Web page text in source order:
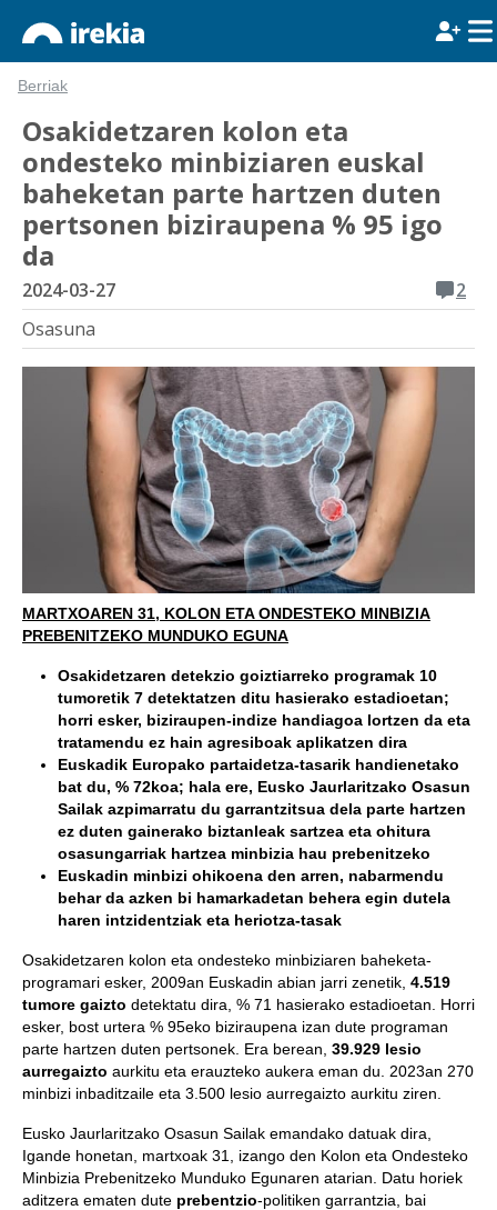
Berriak
Osakidetzaren kolon eta
ondesteko minbiziaren euskal
baheketan parte hartzen duten
pertsonen biziraupena % 95 igo
da
2024-03-27
2
Osasuna
MARTXOAREN 31, KOLON ETA ONDESTEKO MINBIZIA
PREBENITZEKO MUNDUKO EGUNA
Osakidetzaren detekzio goiztiarreko programak 10
tumoretik 7 detektatzen ditu hasierako estadioetan;
horri esker, biziraupen-indize handiagoa lortzen da eta
tratamendu ez hain agresiboak aplikatzen dira
Euskadik Europako partaidetza-tasarik handienetako
bat du, % 72koa; hala ere, Eusko Jaurlaritzako Osasun
Sailak azpimarratu du garrantzitsua dela parte hartzen
ez duten gainerako biztanleak sartzea eta ohitura
osasungarriak hartzea minbizia hau prebenitzeko
Euskadin minbizi ohikoena den arren, nabarmendu
behar da azken bi hamarkadetan behera egin dutela
haren intzidentziak eta heriotza-tasak
Osakidetzaren kolon eta ondesteko minbiziaren baheketa-
programari esker, 2009an Euskadin abian jarri zenetik, 4.519
tumore gaizto detektatu dira, % 71 hasierako estadioetan. Horri
esker, bost urtera % 95eko biziraupena izan dute programan
parte hartzen duten pertsonek. Era berean, 39.929 lesio
aurregaizto aurkitu eta erauzteko aukera eman du. 2023an 270
minbizi inbaditzaile eta 3.500 lesio aurregaizto aurkitu ziren.
Eusko Jaurlaritzako Osasun Sailak emandako datuak dira,
Igande honetan, martxoak 31, izango den Kolon eta Ondesteko
Minbizia Prebenitzeko Munduko Egunaren atarian. Datu horiek
aditzera ematen dute prebentzio-politiken garrantzia, bai